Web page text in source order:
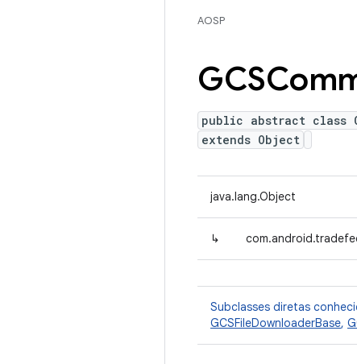
AOSP
public abstract class
extends Object
java.lang.Object
↳
Subclasses diretas
GCSFileDownloaderBase,